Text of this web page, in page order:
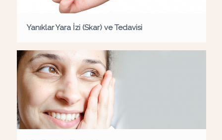
Yanıklar Yara İzi (Skar) ve Tedavisi